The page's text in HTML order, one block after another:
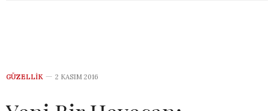
GÜZELLIK 2 KASIM 2016